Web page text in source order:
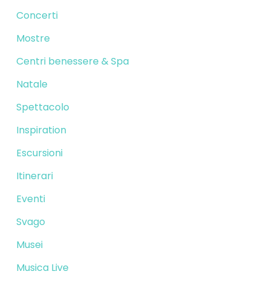
Concerti
Mostre
Centri benessere & Spa
Natale
Spettacolo
Inspiration
Escursioni
Itinerari
Eventi
Svago
Musei
Musica Live